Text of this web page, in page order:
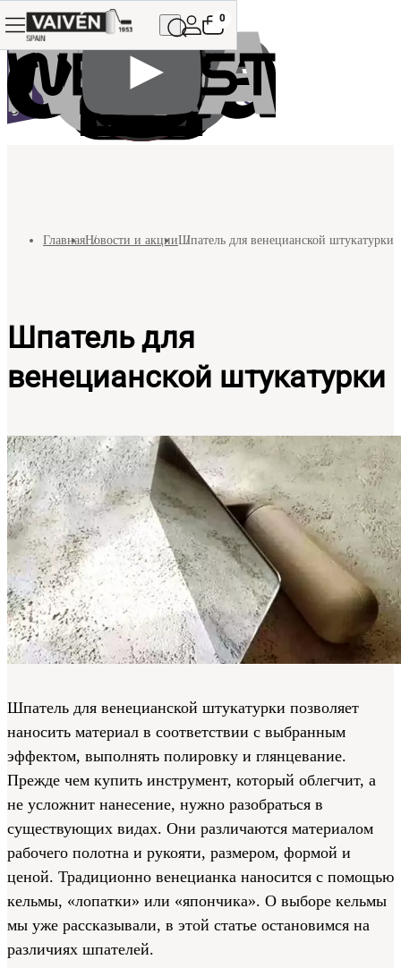
0
ГлавнаяНовости и акцииШпатель для венецианской штукатурки
Шпатель для
венецианской штукатурки
Шпатель для венецианской штукатурки позволяет
наносить материал в соответствии с выбранным
эффектом, выполнять полировку и глянцевание.
Прежде чем купить инструмент, который облегчит, а
не усложнит нанесение, нужно разобраться в
существующих видах. Они различаются материалом
рабочего полотна и рукояти, размером, формой и
ценой. Традиционно венецианка наносится с помощью
кельмы, «лопатки» или «япончика». О выборе кельмы
мы уже рассказывали, в этой статье остановимся на
различиях шпателей.